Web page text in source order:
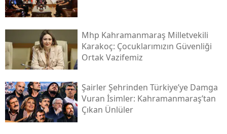
Mhp Kahramanmaraş Milletvekili
Karakoç: Çocuklarımızın Güvenliği
Ortak Vazifemiz
Şairler Şehrinden Türkiye’ye Damga
Vuran İsimler: Kahramanmaraş’tan
Çıkan Ünlüler